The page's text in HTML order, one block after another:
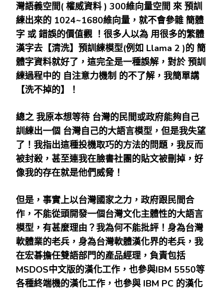
灣語義空間( 權威資料) 300維向量空間 來 預訓
練出來的 1024~1680維向量，就不會參雜 簡體
字 或 錯誤的價值觀 ！很多人以為 用很多的繁體
漢字去【清洗】預訓練模型(例如 Llama 2 )的 簡
體字資料就好了，這完全是一種誤解，對於 預訓
練過程中的 自注意力機制 的不了解，我簡單講
【洗不掉的】！
總之 我原本想等待 台灣的民間或政府能夠自己
訓練出一個 台灣自己的大語言模型，但是我失望
了！我指出這種投機取巧的方法的問題，我反而
被封殺，甚至連我在臉書社團的貼文被刪掉，好
像我的存在就是他們威脅！
但是，事實上以台灣國家之力，政府跟民間合
作，不能從頭開發一個台灣文化主體性的大語言
模型，有甚麼理由？我為何不能批評！身為台灣
軟體業的老兵，身為台灣軟體漢化界的老兵，我
在宏碁擔任雙語部門的產品經理，負責包括
MSDOS中文版的漢化工作，也參與IBM 5550等
各種終端機的漢化工作，也參與 IBM PC 的漢化